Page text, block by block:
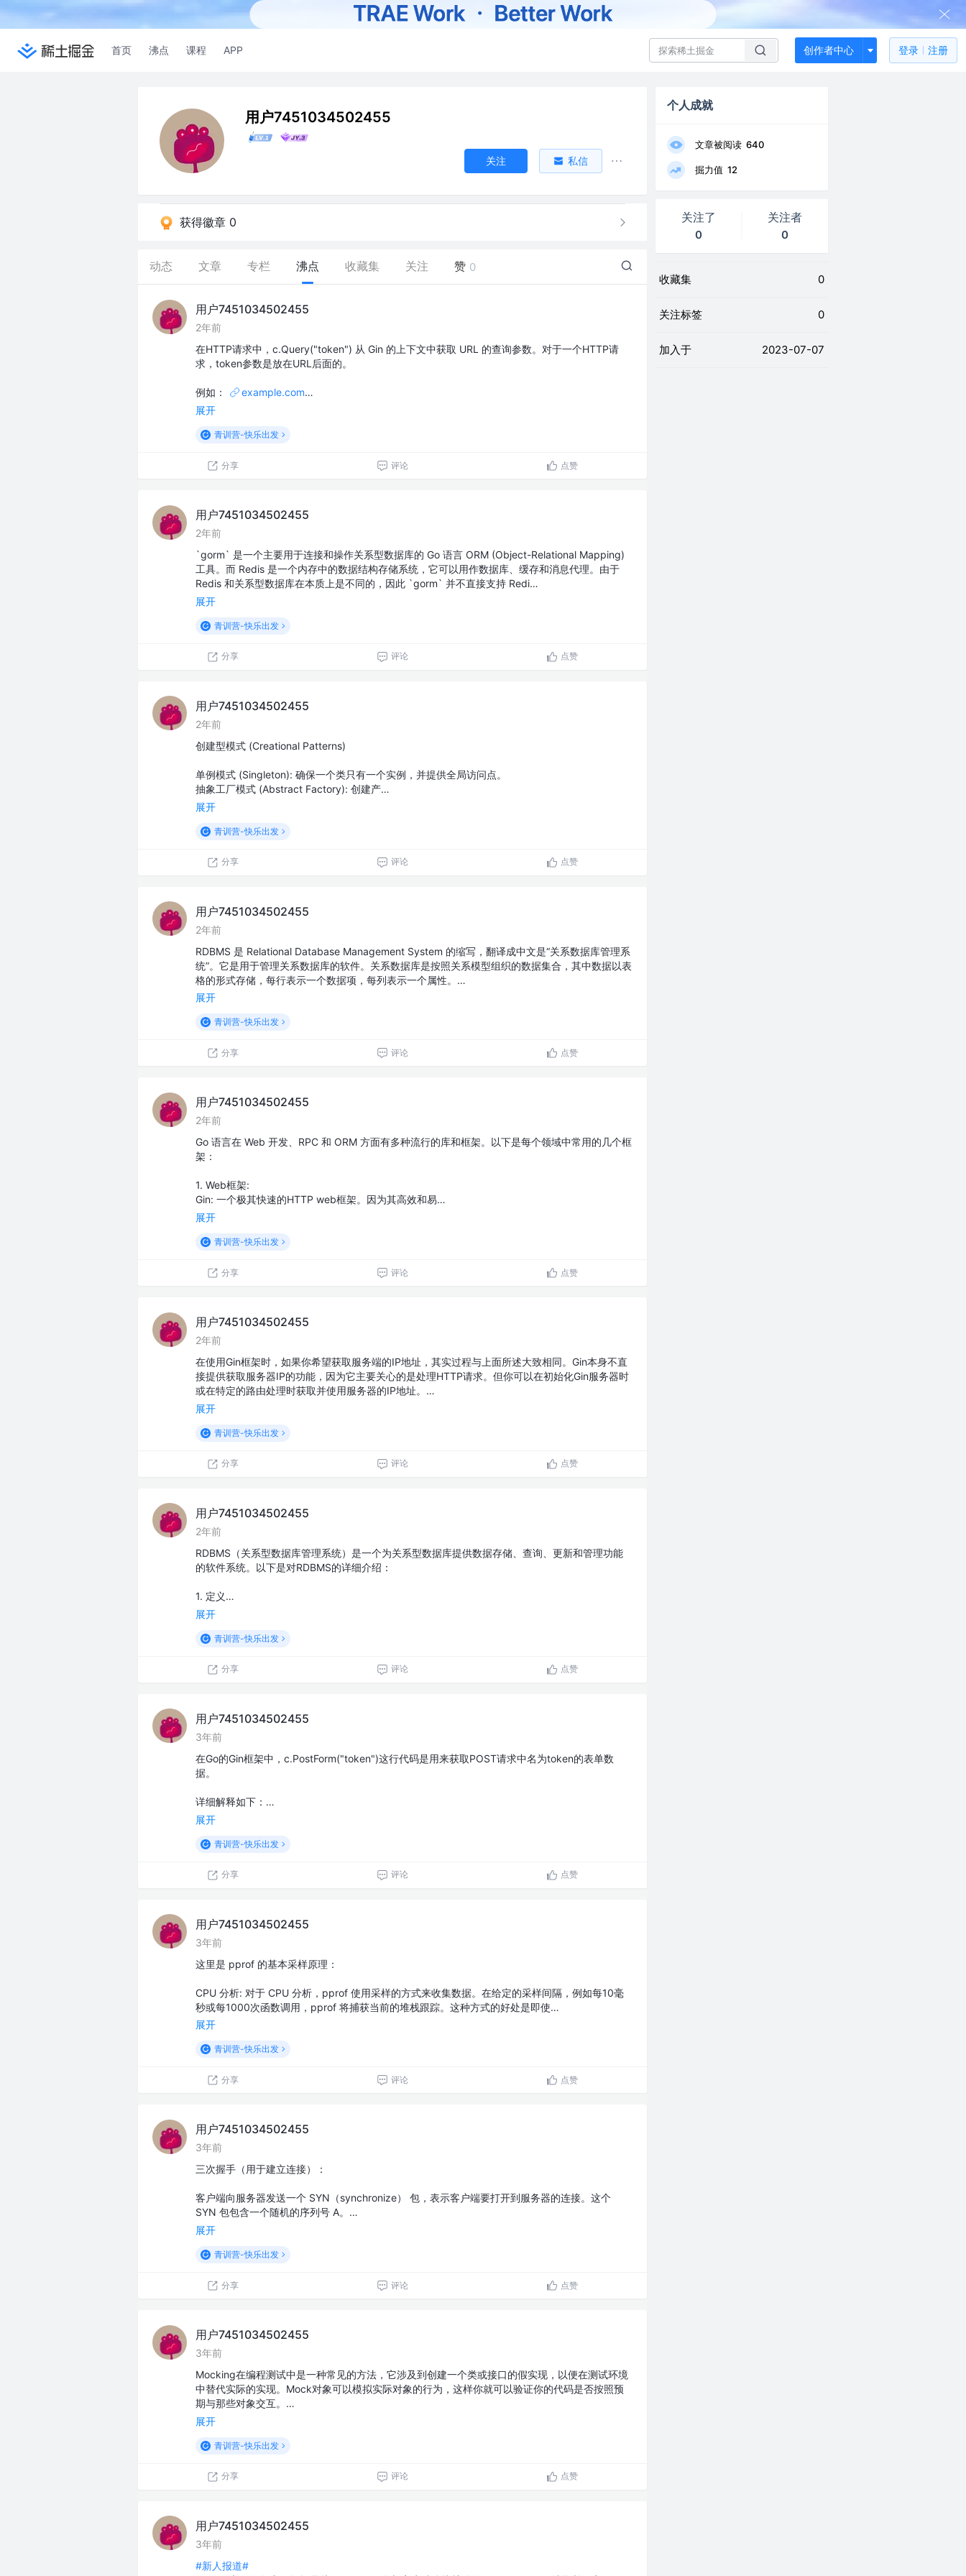
首页 沸点 课程 APP 创作者中心 登录 注册
用户7451034502455
关注 私信
获得徽章 0
动态 文章 专栏 沸点 收藏集 关注 赞 0
用户7451034502455
2年前
在HTTP请求中，c.Query("token") 从 Gin 的上下文中获取 URL 的查询参数。对于一个HTTP请
求，token参数是放在URL后面的。
例如： example.com…
展开
青训营-快乐出发
分享 评论 点赞
用户7451034502455
2年前
`gorm` 是一个主要用于连接和操作关系型数据库的 Go 语言 ORM (Object-Relational Mapping)
工具。而 Redis 是一个内存中的数据结构存储系统，它可以用作数据库、缓存和消息代理。由于
Redis 和关系型数据库在本质上是不同的，因此 `gorm` 并不直接支持 Redi…
展开
青训营-快乐出发
分享 评论 点赞
用户7451034502455
2年前
创建型模式 (Creational Patterns)
单例模式 (Singleton): 确保一个类只有一个实例，并提供全局访问点。
抽象工厂模式 (Abstract Factory): 创建产…
展开
青训营-快乐出发
分享 评论 点赞
用户7451034502455
2年前
RDBMS 是 Relational Database Management System 的缩写，翻译成中文是“关系数据库管理系
统”。它是用于管理关系数据库的软件。关系数据库是按照关系模型组织的数据集合，其中数据以表
格的形式存储，每行表示一个数据项，每列表示一个属性。…
展开
青训营-快乐出发
分享 评论 点赞
用户7451034502455
2年前
Go 语言在 Web 开发、RPC 和 ORM 方面有多种流行的库和框架。以下是每个领域中常用的几个框
架：
1. Web框架:
Gin: 一个极其快速的HTTP web框架。因为其高效和易…
展开
青训营-快乐出发
分享 评论 点赞
用户7451034502455
2年前
在使用Gin框架时，如果你希望获取服务端的IP地址，其实过程与上面所述大致相同。Gin本身不直
接提供获取服务器IP的功能，因为它主要关心的是处理HTTP请求。但你可以在初始化Gin服务器时
或在特定的路由处理时获取并使用服务器的IP地址。…
展开
青训营-快乐出发
分享 评论 点赞
用户7451034502455
2年前
RDBMS（关系型数据库管理系统）是一个为关系型数据库提供数据存储、查询、更新和管理功能
的软件系统。以下是对RDBMS的详细介绍：
1. 定义…
展开
青训营-快乐出发
分享 评论 点赞
用户7451034502455
3年前
在Go的Gin框架中，c.PostForm("token")这行代码是用来获取POST请求中名为token的表单数
据。
详细解释如下：…
展开
青训营-快乐出发
分享 评论 点赞
用户7451034502455
3年前
这里是 pprof 的基本采样原理：
CPU 分析: 对于 CPU 分析，pprof 使用采样的方式来收集数据。在给定的采样间隔，例如每10毫
秒或每1000次函数调用，pprof 将捕获当前的堆栈跟踪。这种方式的好处是即使…
展开
青训营-快乐出发
分享 评论 点赞
用户7451034502455
3年前
三次握手（用于建立连接）：
客户端向服务器发送一个 SYN（synchronize） 包，表示客户端要打开到服务器的连接。这个
SYN 包包含一个随机的序列号 A。…
展开
青训营-快乐出发
分享 评论 点赞
用户7451034502455
3年前
Mocking在编程测试中是一种常见的方法，它涉及到创建一个类或接口的假实现，以便在测试环境
中替代实际的实现。Mock对象可以模拟实际对象的行为，这样你就可以验证你的代码是否按照预
期与那些对象交互。…
展开
青训营-快乐出发
分享 评论 点赞
用户7451034502455
3年前
#新人报道#
个人成就
文章被阅读 640
掘力值 12
关注了
0
关注者
0
收藏集 0
关注标签 0
加入于 2023-07-07